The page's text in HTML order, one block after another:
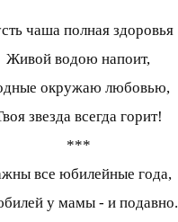
чаша полная здоровья
Живой водою напоит,
окружаю любовью,
звезда всегда горит!
***
все юбилейные года,
у мамы - и подавно.